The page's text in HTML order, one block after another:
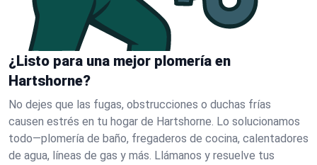
¿Listo para una mejor plomería en
Hartshorne?
No dejes que las fugas, obstrucciones o duchas frías
causen estrés en tu hogar de Hartshorne. Lo solucionamos
todo—plomería de baño, fregaderos de cocina, calentadores
de agua, líneas de gas y más. Llámanos y resuelve tus